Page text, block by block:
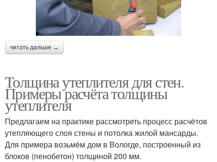
читать дальше →
Толщина утеплителя для стен.
Примеры расчёта толщины
утеплителя
Предлагаем на практике рассмотреть процесс расчётов
утепляющего слоя стены и потолка жилой мансарды.
Для примера возьмём дом в Вологде, построенный из
блоков (пенобетон) толщиной 200 мм.